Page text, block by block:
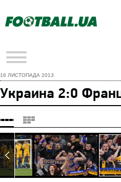
16 ЛИСТОПАДА 2013
Украина 2:0